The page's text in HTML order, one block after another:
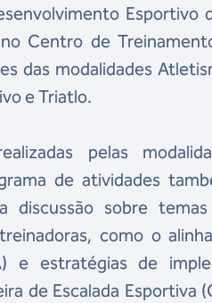
Esportivo
Centro de
das modalidades
e Triatlo.
pelas
de atividades
discussão sobre
como o
e estratégias de
de Escalada Esportiva